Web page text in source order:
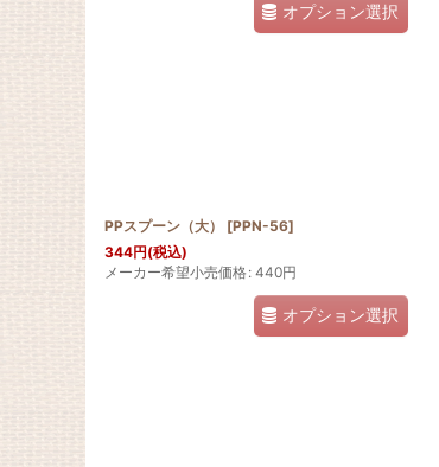
オプション選択
PPスプーン（大） [PPN-56]
344円(税込)
メーカー希望小売価格: 440円
オプション選択